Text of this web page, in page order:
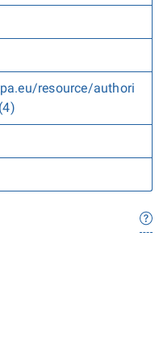
resource/authori